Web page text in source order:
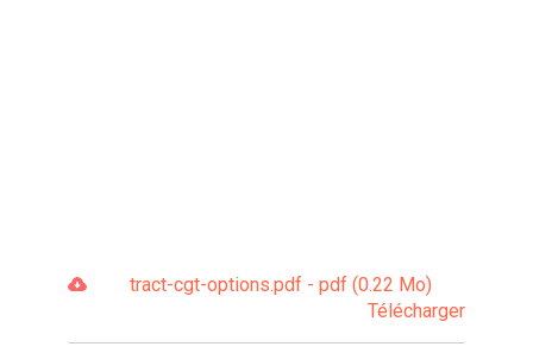
tract-cgt-options.pdf - pdf (0.22 Mo)
Télécharger